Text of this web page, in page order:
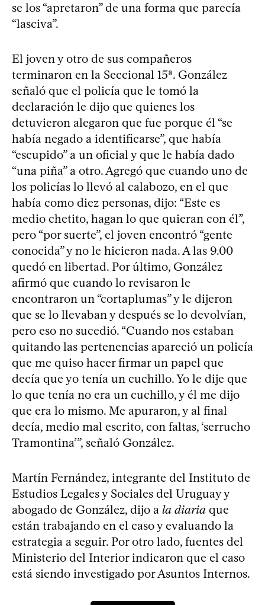
se los “apretaron” de una forma que parecía
“lasciva”.
El joven y otro de sus compañeros
terminaron en la Seccional 15ª. González
señaló que el policía que le tomó la
declaración le dijo que quienes los
detuvieron alegaron que fue porque él “se
había negado a identificarse”, que había
“escupido” a un oficial y que le había dado
“una piña” a otro. Agregó que cuando uno de
los policías lo llevó al calabozo, en el que
había como diez personas, dijo: “Este es
medio chetito, hagan lo que quieran con él”,
pero “por suerte”, el joven encontró “gente
conocida” y no le hicieron nada. A las 9.00
quedó en libertad. Por último, González
afirmó que cuando lo revisaron le
encontraron un “cortaplumas” y le dijeron
que se lo llevaban y después se lo devolvían,
pero eso no sucedió. “Cuando nos estaban
quitando las pertenencias apareció un policía
que me quiso hacer firmar un papel que
decía que yo tenía un cuchillo. Yo le dije que
lo que tenía no era un cuchillo, y él me dijo
que era lo mismo. Me apuraron, y al final
decía, medio mal escrito, con faltas, ‘serrucho
Tramontina’”, señaló González.
Martín Fernández, integrante del Instituto de
Estudios Legales y Sociales del Uruguay y
abogado de González, dijo a la diaria que
están trabajando en el caso y evaluando la
estrategia a seguir. Por otro lado, fuentes del
Ministerio del Interior indicaron que el caso
está siendo investigado por Asuntos Internos.